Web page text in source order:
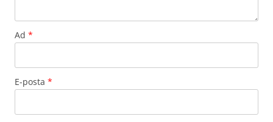
Ad *
E-posta *